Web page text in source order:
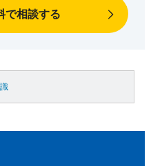
で相談する